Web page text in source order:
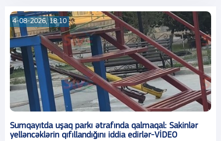
4-08-2026, 18:10
Sumqayıtda uşaq parkı ətrafında qalmaqal: Sakinlər
yelləncəklərin qıfıllandığını iddia edirlər-VİDEO